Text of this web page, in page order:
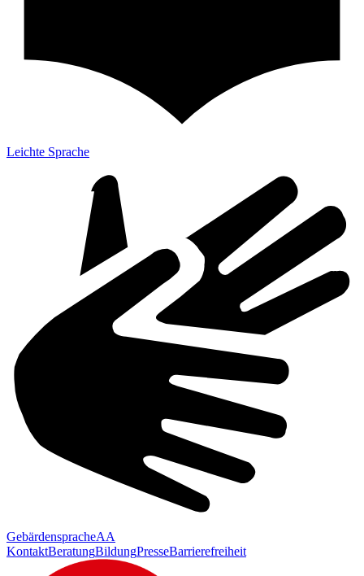
Leichte Sprache
GebärdenspracheAA
KontaktBeratungBildungPresseBarrierefreiheit